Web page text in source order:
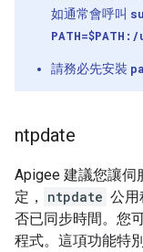
如通常會呼叫
請務必先安裝
ntpdate
Apigee 建議您讓伺
定，
ntpdate 公用
否已同步時間。您
程式。這項功能特